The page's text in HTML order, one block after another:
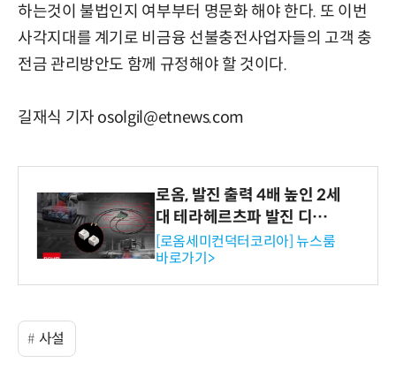
하는것이 불법인지 여부부터 명문화 해야 한다. 또 이번
사각지대를 계기로 비금융 선불충전사업자들의 고객 충
전금 관리방안도 함께 규정해야 할 것이다.
길재식 기자 osolgil@etnews.com
로옴, 발진 출력 4배 높인 2세
대 테라헤르츠파 발진 디바이
스 개발
[로옴세미컨덕터코리아] 뉴스룸
바로가기>
사설